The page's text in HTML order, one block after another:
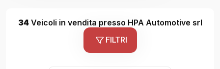
34Veicoli in vendita presso HPA Automotive srl
FILTRI